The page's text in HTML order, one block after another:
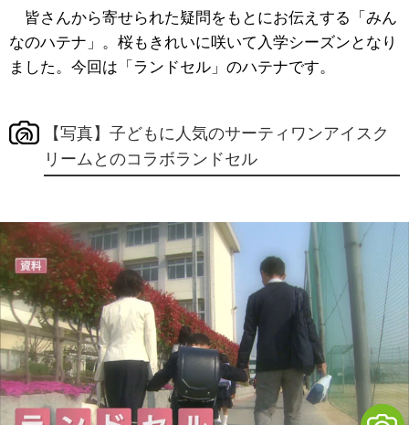
皆さんから寄せられた疑問をもとにお伝えする「みん
なのハテナ」。桜もきれいに咲いて入学シーズンとなり
ました。今回は「ランドセル」のハテナです。
【写真】子どもに人気のサーティワンアイスク
リームとのコラボランドセル